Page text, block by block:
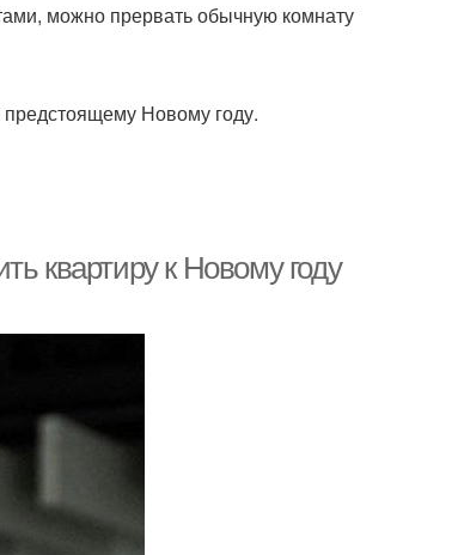
можно прервать обычную комнату
предстоящему Новому году.
квартиру к Новому году